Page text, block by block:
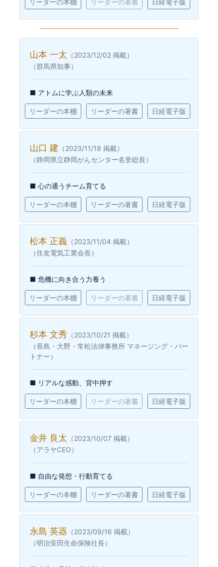
リーダーの本棚 リーダーの著書 日経電子版
山本 一太 （2023/12/02 掲載）
（群馬県知事）
■ アトムに学ぶ人類の未来
リーダーの本棚 リーダーの著書 日経電子版
山口 建 （2023/11/18 掲載）
（静岡県立静岡がんセンター名誉総長）
■ 心の通うチーム育てる
リーダーの本棚 リーダーの著書 日経電子版
松本 正義 （2023/11/04 掲載）
（住友電気工業会長）
■ 危機に向き合う力養う
リーダーの本棚 リーダーの著書 日経電子版
杉本 文秀 （2023/10/21 掲載）
（長島・大野・常松法律事務所 マネージング・パー
トナー）
■ リアルな感動、背中押す
リーダーの本棚 リーダーの著書 日経電子版
金井 良太 （2023/10/07 掲載）
（アラヤCEO）
■ 自由な発想・行動育てる
リーダーの本棚 リーダーの著書 日経電子版
永島 英器 （2023/09/16 掲載）
（明治安田生命保険社長）